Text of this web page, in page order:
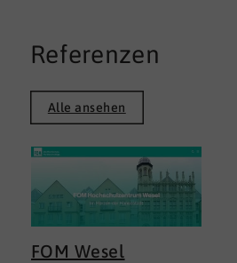
Referenzen
Alle ansehen
FOM Wesel